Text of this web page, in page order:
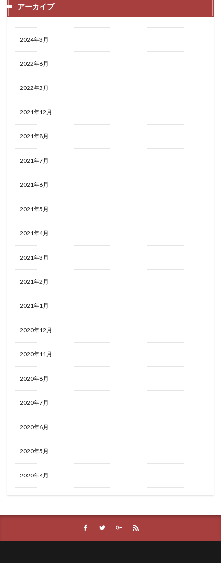
アーカイブ
2024年3月
2022年6月
2022年5月
2021年12月
2021年8月
2021年7月
2021年6月
2021年5月
2021年4月
2021年3月
2021年2月
2021年1月
2020年12月
2020年11月
2020年8月
2020年7月
2020年6月
2020年5月
2020年4月